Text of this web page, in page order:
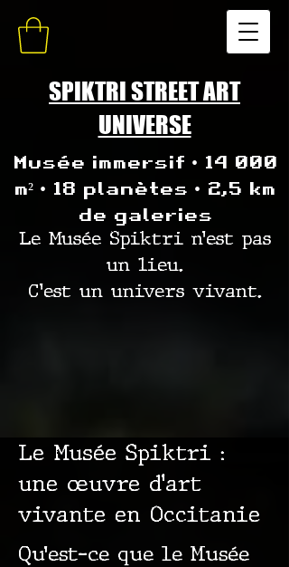
SPIKTRI STREET ART
UNIVERSE
Musée immersif • 14 000
m² • 18 planètes • 2,5 km
de galeries
Le Musée Spiktri n’est pas
un lieu.
C’est un univers vivant.
Le Musée Spiktri :
une œuvre d’art
vivante en Occitanie
Qu’est-ce que le Musée